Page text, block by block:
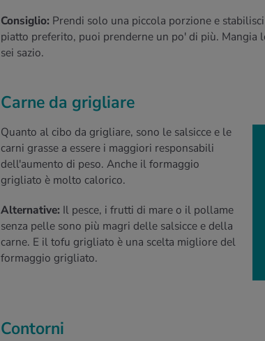
Consiglio: Prendi solo una piccola porzione e
piatto preferito, puoi prenderne un po' di più. Mangia
sei sazio.
Carne da grigliare
Quanto al cibo da grigliare, sono le salsicce e le
carni grasse a essere i maggiori responsabili
dell'aumento di peso. Anche il formaggio
grigliato è molto calorico.
Alternative: Il pesce, i frutti di mare o il pollame
senza pelle sono più magri delle salsicce e della
carne. E il tofu grigliato è una scelta migliore del
formaggio grigliato.
Contorni